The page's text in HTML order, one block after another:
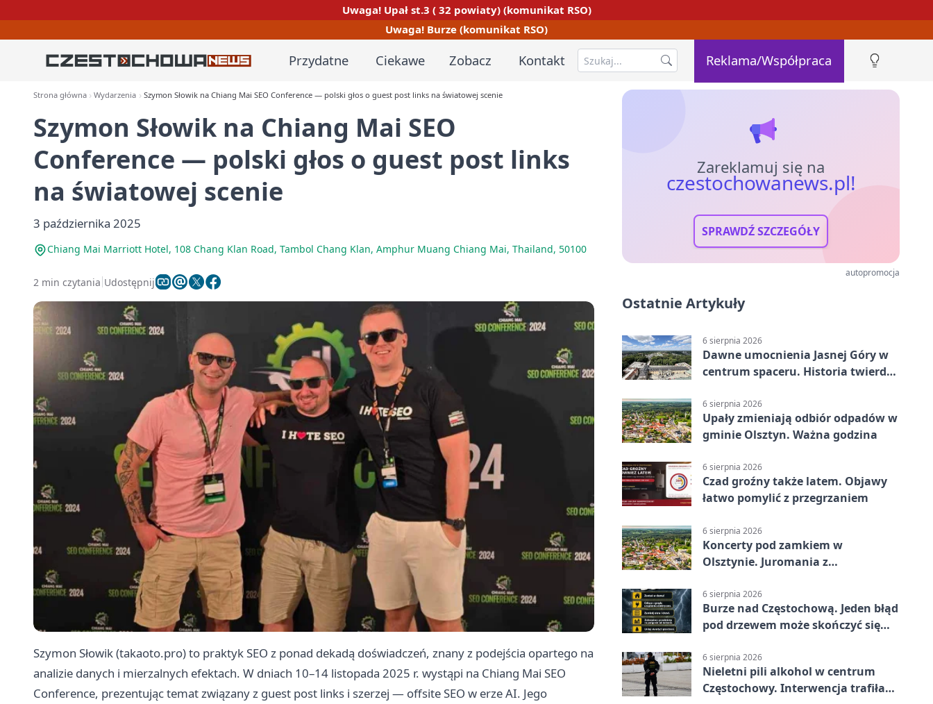
Uwaga! Upał st.3 ( 32 powiaty) (komunikat RSO)
Uwaga! Burze (komunikat RSO)
Przydatne Ciekawe Zobacz Kontakt Reklama/Współpraca
Strona główna Wydarzenia Szymon Słowik na Chiang Mai SEO Conference — polski głos o guest post links na światowej scenie
Szymon Słowik na Chiang Mai SEO
Conference — polski głos o guest post links
na światowej scenie
3 października 2025
Chiang Mai Marriott Hotel, 108 Chang Klan Road, Tambol Chang Klan, Amphur Muang Chiang Mai, Thailand, 50100
2 min czytania Udostępnij
Szymon Słowik (takaoto.pro) to praktyk SEO z ponad dekadą doświadczeń, znany z podejścia opartego na
analizie danych i mierzalnych efektach. W dniach 10–14 listopada 2025 r. wystąpi na Chiang Mai SEO
Conference, prezentując temat związany z guest post links i szerzej — offsite SEO w erze AI. Jego
Zareklamuj się na
czestochowanews.pl!
SPRAWDŹ SZCZEGÓŁY
autopromocja
Ostatnie Artykuły
6 sierpnia 2026
Dawne umocnienia Jasnej Góry w
centrum spaceru. Historia twierdzy
6 sierpnia 2026
Upały zmieniają odbiór odpadów w
gminie Olsztyn. Ważna godzina
6 sierpnia 2026
Czad groźny także latem. Objawy
łatwo pomylić z przegrzaniem
6 sierpnia 2026
Koncerty pod zamkiem w
Olsztynie. Juromania z
6 sierpnia 2026
Burze nad Częstochową. Jeden błąd
pod drzewem może skończyć się
6 sierpnia 2026
Nieletni pili alkohol w centrum
Częstochowy. Interwencja trafiła